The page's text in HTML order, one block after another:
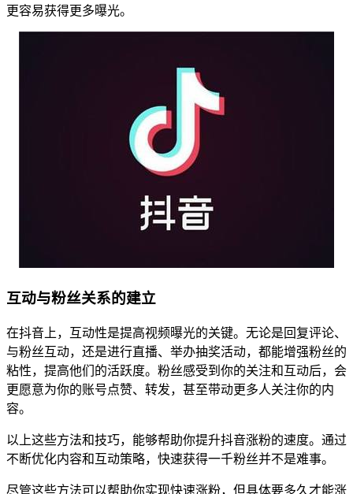
更容易获得更多曝光。
互动与粉丝关系的建立
在抖音上，互动性是提高视频曝光的关键。无论是回复评论、
与粉丝互动，还是进行直播、举办抽奖活动，都能增强粉丝的
粘性，提高他们的活跃度。粉丝感受到你的关注和互动后，会
更愿意为你的账号点赞、转发，甚至带动更多人关注你的内
容。
以上这些方法和技巧，能够帮助你提升抖音涨粉的速度。通过
不断优化内容和互动策略，快速获得一千粉丝并不是难事。
尽管这些方法可以帮助你实现快速涨粉，但具体要多久才能涨